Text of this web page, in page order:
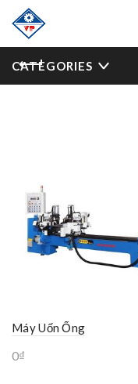
CATEGORIES
Máy Uốn Ống
0₫